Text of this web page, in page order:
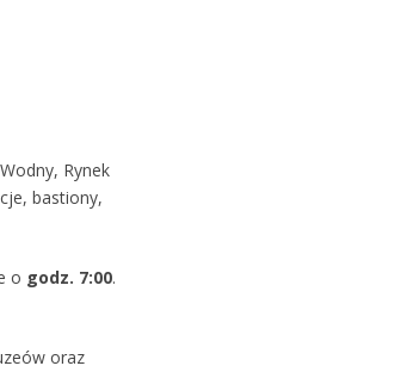
Rynek
bastiony,
o godz. 7:00.
oraz